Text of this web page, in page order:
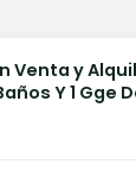
Venta y
Y 1 Gge